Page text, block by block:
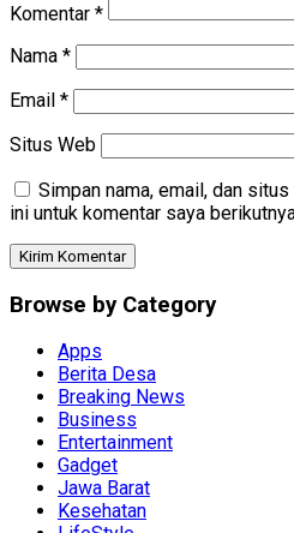
Komentar *
Nama *
Email *
Situs Web
Simpan nama, email, dan
ini untuk komentar saya
Browse by Category
Apps
Berita Desa
Breaking News
Business
Entertainment
Gadget
Jawa Barat
Kesehatan